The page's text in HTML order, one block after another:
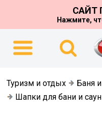
САЙТ
Нажмите,
Туризм и отдых
Баня
Шапки для бани и